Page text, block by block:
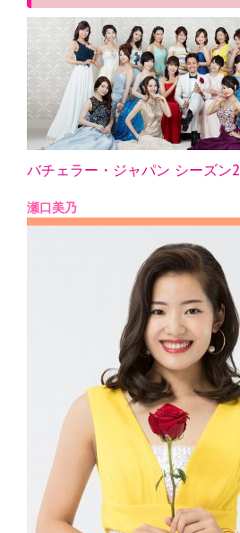
バチェラー・ジャパン シーズン2
瀬口美乃